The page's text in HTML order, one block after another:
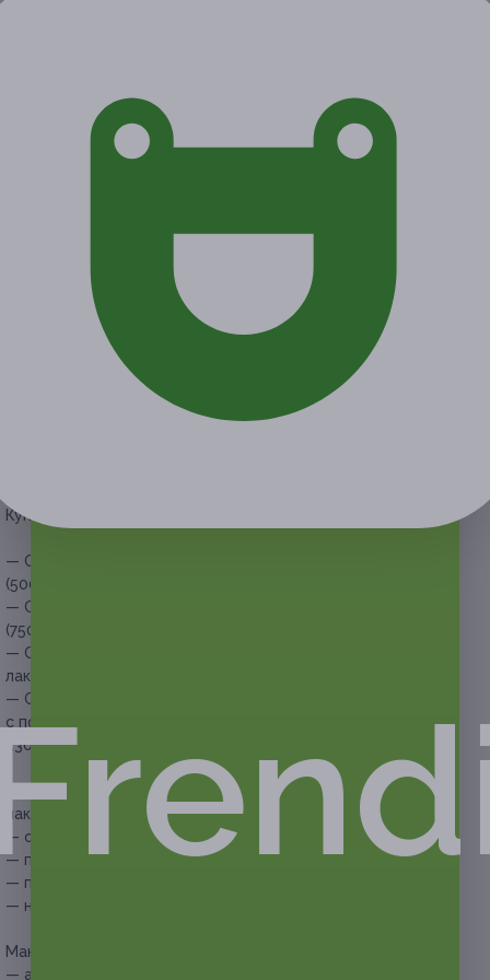
Поделиться с друзьями
Описание Адреса Вопросы
Срок действия купонов:
с 17.03.2021 до 15.06.2021
Вы можете предъявить купон в электронном или
Купон действует на следующие виды услуг:
— Скидка 50% на маникюр с покрытием ногтей гель-лаком
(500 руб. вместо 1000 руб.)
— Скидка 50% на педикюр с покрытием ногтей гель-лаком
(750 руб. вместо 1500 руб.)
— Скидка 55% на маникюр и педикюр с покрытием гель-
лаком ногтей рук и ног (1125 руб. вместо 2500 руб.)
— Скидка 55 % на маникюр и экспресс-педикюр
с покрытием гель-лаком рук и ног (1035 руб. вместо
2300 руб.)
В стоимость купона на маникюр с покрытием ногтей гель-
лаком входит:
— обработка кутикулы;
— придание формы ногтям;
— покрытие гель-лаком;
— нанесение масла на кутикулу.
Маникюр на выбор:
— аппаратный;